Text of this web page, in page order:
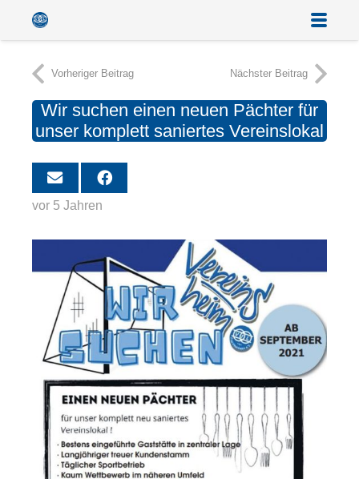
Vorheriger Beitrag Nächster Beitrag
Wir suchen einen neuen Pächter für
unser komplett saniertes Vereinslokal
vor 5 Jahren